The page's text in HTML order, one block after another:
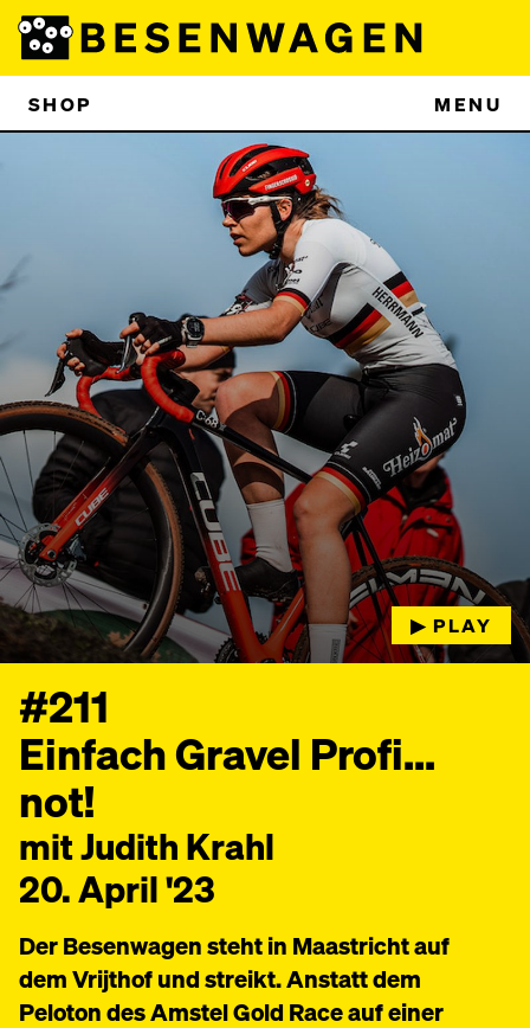
SHOP MENU
▶︎ PLAY
#211
Einfach Gravel Profi...
not!
mit Judith Krahl
20. April '23
Der Besenwagen steht in Maastricht auf
dem Vrijthof und streikt. Anstatt dem
Peloton des Amstel Gold Race auf einer